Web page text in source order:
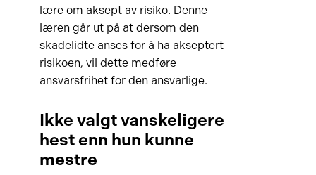
lære om aksept av risiko. Denne
læren går ut på at dersom den
skadelidte anses for å ha akseptert
risikoen, vil dette medføre
ansvarsfrihet for den ansvarlige.
Ikke valgt vanskeligere
hest enn hun kunne
mestre